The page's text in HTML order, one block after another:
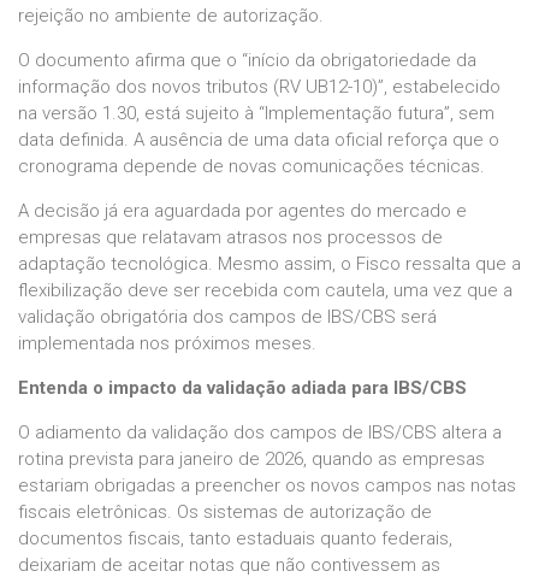
rejeição no ambiente de autorização.
O documento afirma que o “início da obrigatoriedade da
informação dos novos tributos (RV UB12-10)”, estabelecido
na versão 1.30, está sujeito à “Implementação futura”, sem
data definida. A ausência de uma data oficial reforça que o
cronograma depende de novas comunicações técnicas.
A decisão já era aguardada por agentes do mercado e
empresas que relatavam atrasos nos processos de
adaptação tecnológica. Mesmo assim, o Fisco ressalta que a
flexibilização deve ser recebida com cautela, uma vez que a
validação obrigatória dos campos de IBS/CBS será
implementada nos próximos meses.
Entenda o impacto da validação adiada para IBS/CBS
O adiamento da validação dos campos de IBS/CBS altera a
rotina prevista para janeiro de 2026, quando as empresas
estariam obrigadas a preencher os novos campos nas notas
fiscais eletrônicas. Os sistemas de autorização de
documentos fiscais, tanto estaduais quanto federais,
deixariam de aceitar notas que não contivessem as